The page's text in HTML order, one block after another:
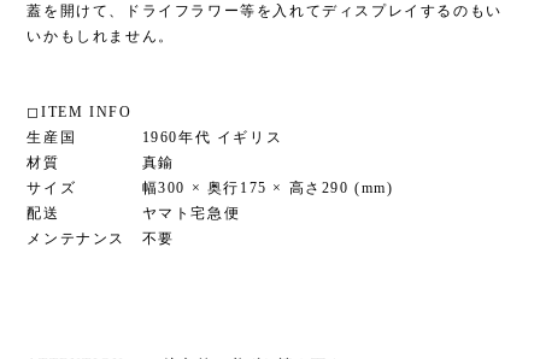
蓋を開けて、ドライフラワー等を入れてディスプレイするのもい
いかもしれません。
◻︎ITEM INFO
生産国 1960年代 イギリス
材質 真鍮
サイズ 幅300 × 奥行175 × 高さ290 (mm)
配送 ヤマト宅急便
メンテナンス 不要